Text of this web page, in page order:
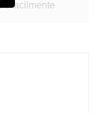
facilmente